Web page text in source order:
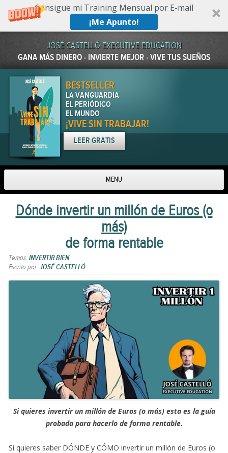
Consigue mi Training Mensual por E-mail
¡Me Apunto!
JOSÉ CASTELLÓ EXECUTIVE EDUCATION
GANA MÁS DINERO · INVIERTE MEJOR · VIVE TUS SUEÑOS
BESTSELLER
LA VANGUARDIA
EL PERIÓDICO
EL MUNDO
¡VIVE SIN TRABAJAR!
LEER GRATIS
MENU
Skip to content
Dónde invertir un millón de Euros (o
más)
de forma rentable
Temas:INVERTIR BIEN
Escrito por:JOSÉ CASTELLÓ
Si quieres invertir un millón de Euros (o más) esta es la guía
probada para hacerlo de forma rentable.
Si quieres saber DÓNDE y CÓMO invertir un millón de Euros (o